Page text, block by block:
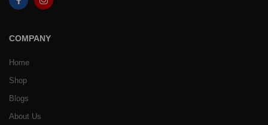
COMPANY
Home
Shop
Blogs
About Us